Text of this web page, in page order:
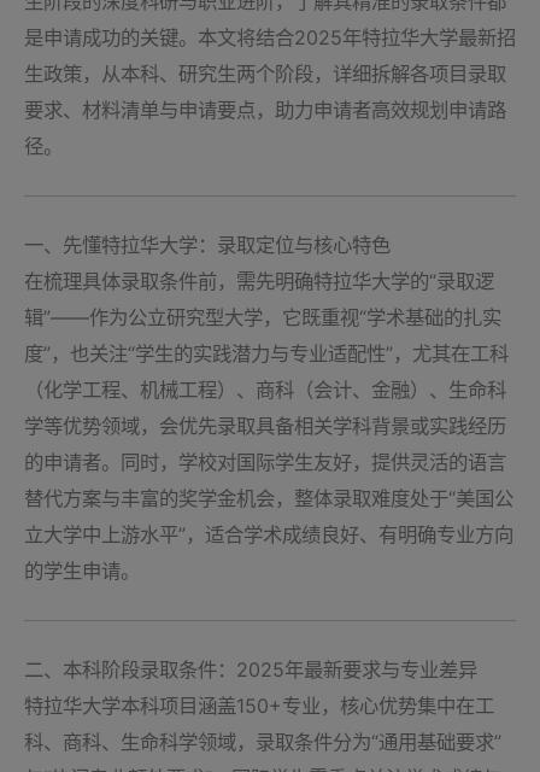
是申请成功的关键。本文将结合2025年特拉华大学最新招
生政策，从本科、研究生两个阶段，详细拆解各项目录取
要求、材料清单与申请要点，助力申请者高效规划申请路
径。
一、先懂特拉华大学：录取定位与核心特色
在梳理具体录取条件前，需先明确特拉华大学的“录取逻
辑”——作为公立研究型大学，它既重视“学术基础的扎实
度”，也关注“学生的实践潜力与专业适配性”，尤其在工科
（化学工程、机械工程）、商科（会计、金融）、生命科
学等优势领域，会优先录取具备相关学科背景或实践经历
的申请者。同时，学校对国际学生友好，提供灵活的语言
替代方案与丰富的奖学金机会，整体录取难度处于“美国公
立大学中上游水平”，适合学术成绩良好、有明确专业方向
的学生申请。
二、本科阶段录取条件：2025年最新要求与专业差异
特拉华大学本科项目涵盖150+专业，核心优势集中在工
科、商科、生命科学领域，录取条件分为“通用基础要求”